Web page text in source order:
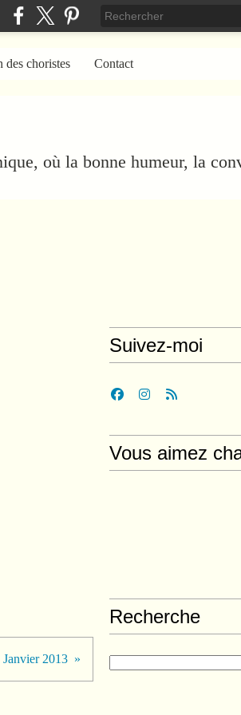
où la bonne humeur, la
des choristes Contact
Janvier 2013
Suivez-moi
Vous aimez
Recherche